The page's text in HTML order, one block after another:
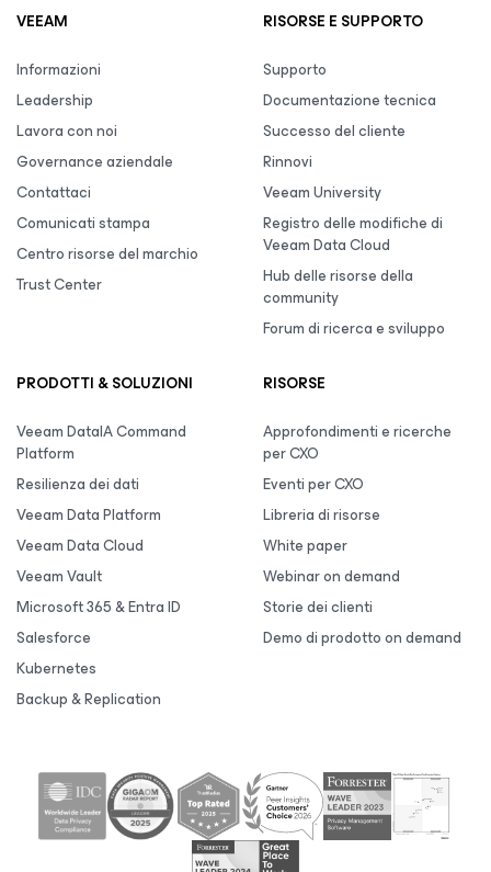
VEEAM
Informazioni
Leadership
Lavora con noi
Governance aziendale
Contattaci
Comunicati stampa
Centro risorse del marchio
Trust Center
RISORSE E SUPPORTO
Supporto
Documentazione tecnica
Successo del cliente
Rinnovi
Veeam University
Registro delle modifiche di
Veeam Data Cloud
Hub delle risorse della
community
Forum di ricerca e sviluppo
PRODOTTI & SOLUZIONI
Veeam DataIA Command
Platform
Resilienza dei dati
Veeam Data Platform
Veeam Data Cloud
Veeam Vault
Microsoft 365 & Entra ID
Salesforce
Kubernetes
Backup & Replication
RISORSE
Approfondimenti e ricerche
per CXO
Eventi per CXO
Libreria di risorse
White paper
Webinar on demand
Storie dei clienti
Demo di prodotto on demand